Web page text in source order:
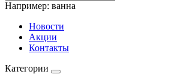
Например: ванна
Новости
Акции
Контакты
Категории